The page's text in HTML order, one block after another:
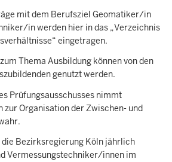
mit dem Berufsziel Geomatiker/in
in werden hier in das „Verzeichnis
eingetragen.
Thema Ausbildung können von den
genutzt werden.
Prüfungsausschusses nimmt
zur Organisation der Zwischen- und
die Bezirksregierung Köln jährlich
Vermessungstechniker/innen im